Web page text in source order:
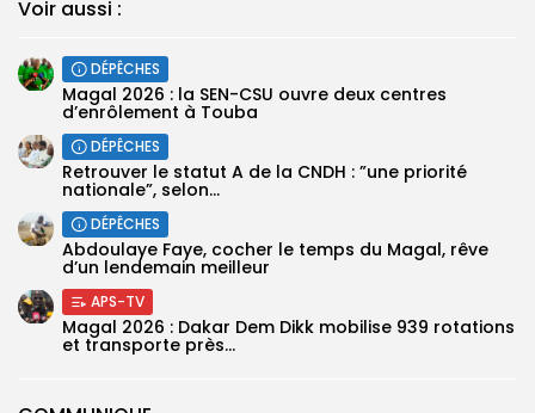
Voir aussi :
DÉPÊCHES
Magal 2026 : la SEN-CSU ouvre deux centres
d’enrôlement à Touba
DÉPÊCHES
Retrouver le statut A de la CNDH : ”une priorité
nationale”, selon...
DÉPÊCHES
Abdoulaye Faye, cocher le temps du Magal, rêve
d’un lendemain meilleur
APS-TV
Magal 2026 : Dakar Dem Dikk mobilise 939 rotations
et transporte près...